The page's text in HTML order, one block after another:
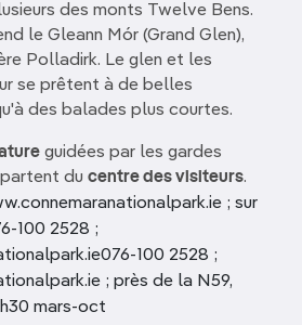
des monts Twelve Bens.
le Gleann Mór (Grand Glen),
Polladirk. Le glen et les
se prêtent à de belles
des balades plus courtes.
guidées par les gardes
du centre des visiteurs.
; sur
100 2528 ;
100 2528 ;
; près de la N59,
mars-oct